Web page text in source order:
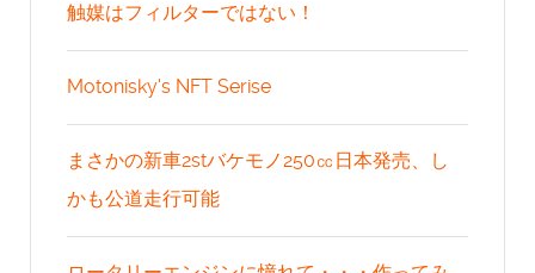
触媒はフィルターではない！
Motonisky's NFT Serise
まさかの新車2stバケモノ250㏄日本発売、し
かも公道走行可能